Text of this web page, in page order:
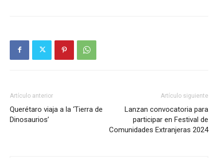
Artículo anterior
Querétaro viaja a la ‘Tierra de
Dinosaurios’
Artículo siguiente
Lanzan convocatoria para
participar en Festival de
Comunidades Extranjeras 2024